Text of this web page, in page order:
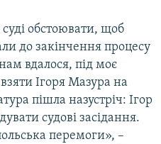
обстоювати, щоб
до закінчення процесу
вдалося, під моє
Ігоря Мазура на
пішла назустріч: Ігор
судові засідання.
перемоги», –